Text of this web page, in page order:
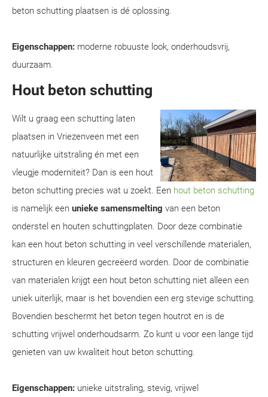
beton schutting plaatsen is dé oplossing.
Eigenschappen: moderne robuuste look, onderhoudsvrij,
duurzaam.
Hout beton schutting
Wilt u graag een schutting laten
plaatsen in Vriezenveen met een
natuurlijke uitstraling én met een
vleugje moderniteit? Dan is een hout
beton schutting precies wat u zoekt. Een hout beton schutting
is namelijk een unieke samensmelting van een beton
onderstel en houten schuttingplaten. Door deze combinatie
kan een hout beton schutting in veel verschillende materialen,
structuren en kleuren gecreëerd worden. Door de combinatie
van materialen krijgt een hout beton schutting niet alleen een
uniek uiterlijk, maar is het bovendien een erg stevige schutting.
Bovendien beschermt het beton tegen houtrot en is de
schutting vrijwel onderhoudsarm. Zo kunt u voor een lange tijd
genieten van uw kwaliteit hout beton schutting.
Eigenschappen: unieke uitstraling, stevig, vrijwel